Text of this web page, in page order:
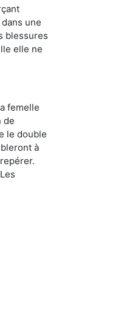
une
blessures
elle ne
femelle
de
le double
à